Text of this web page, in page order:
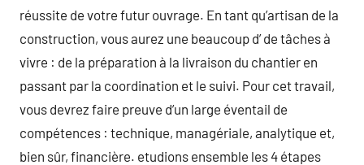
réussite de votre futur ouvrage. En tant qu’artisan de la
construction, vous aurez une beaucoup d’ de tâches à
vivre : de la préparation à la livraison du chantier en
passant par la coordination et le suivi. Pour cet travail,
vous devrez faire preuve d’un large éventail de
compétences : technique, managériale, analytique et,
bien sûr, financière. etudions ensemble les 4 étapes